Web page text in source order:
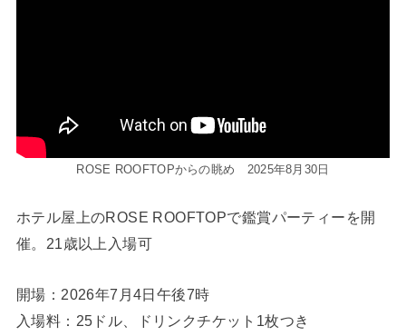
ROSE ROOFTOPからの眺め 2025年8月30日
ホテル屋上のROSE ROOFTOPで鑑賞パーティーを開
催。21歳以上入場可
開場：2026年7月4日午後7時
入場料：25ドル、ドリンクチケット1枚つき